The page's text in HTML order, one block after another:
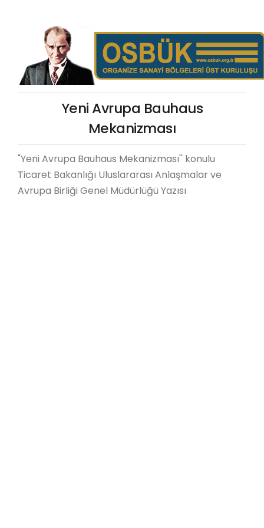
Yeni Avrupa Bauhaus
Mekanizması
"Yeni Avrupa Bauhaus Mekanizması'' konulu
Ticaret Bakanlığı Uluslararası Anlaşmalar ve
Avrupa Birliği Genel Müdürlüğü Yazısı